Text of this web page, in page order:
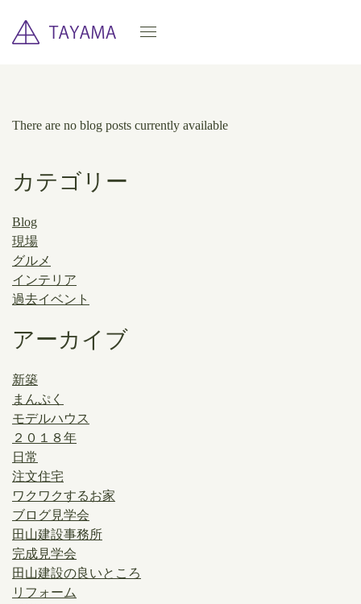
There are no blog posts currently available
カテゴリー
Blog
現場
グルメ
インテリア
過去イベント
アーカイブ
新築
まんぷく
モデルハウス
２０１８年
日常
注文住宅
ワクワクするお家
ブログ見学会
田山建設事務所
完成見学会
田山建設の良いところ
リフォーム